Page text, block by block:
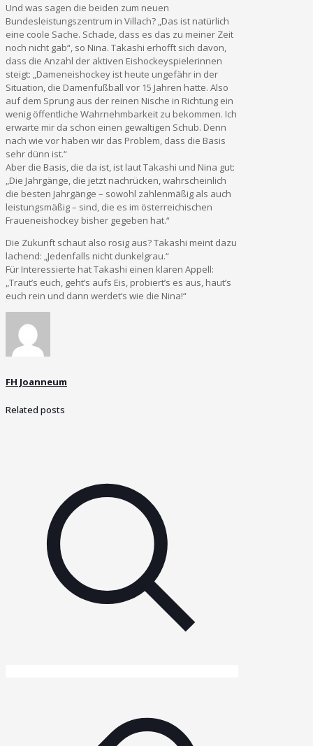
Und was sagen die beiden zum neuen
Bundesleistungszentrum in Villach? „Das ist natürlich
eine coole Sache. Schade, dass es das zu meiner Zeit
noch nicht gab“, so Nina. Takashi erhofft sich davon,
dass die Anzahl der aktiven Eishockeyspielerinnen
steigt: „Dameneishockey ist heute ungefähr in der
Situation, die Damenfußball vor 15 Jahren hatte. Also
auf dem Sprung aus der reinen Nische in Richtung ein
wenig öffentliche Wahrnehmbarkeit zu bekommen. Ich
erwarte mir da schon einen gewaltigen Schub. Denn
nach wie vor haben wir das Problem, dass die Basis
sehr dünn ist.“
Aber die Basis, die da ist, ist laut Takashi und Nina gut:
„Die Jahrgänge, die jetzt nachrücken, wahrscheinlich
die besten Jahrgänge – sowohl zahlenmäßig als auch
leistungsmäßig – sind, die es im österreichischen
Fraueneishockey bisher gegeben hat.“
Die Zukunft schaut also rosig aus? Takashi meint dazu
lachend: „Jedenfalls nicht dunkelgrau.“
Für Interessierte hat Takashi einen klaren Appell:
„Traut’s euch, geht’s aufs Eis, probiert’s es aus, haut’s
euch rein und dann werdet‘s wie die Nina!“
FH Joanneum
Related posts